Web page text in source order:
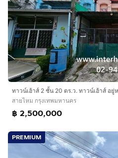
สายไหม กรุงเทพมหานคร
฿ 2,500,000
PREMIUM